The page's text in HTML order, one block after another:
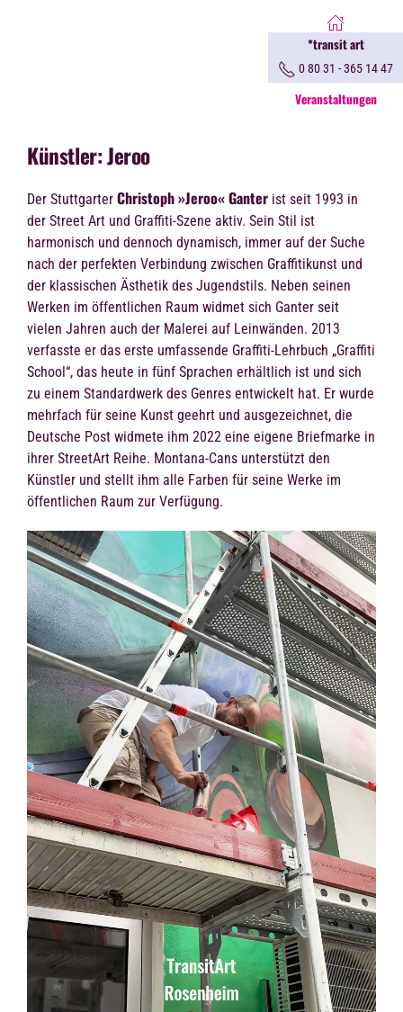
*transit art
0 80 31 - 365 14 47
Veranstaltungen
Künstler: Jeroo
Der Stuttgarter Christoph »Jeroo« Ganter ist seit 1993 in
der Street Art und Graffiti-Szene aktiv. Sein Stil ist
harmonisch und dennoch dynamisch, immer auf der Suche
nach der perfekten Verbindung zwischen Graffitikunst und
der klassischen Ästhetik des Jugendstils. Neben seinen
Werken im öffentlichen Raum widmet sich Ganter seit
vielen Jahren auch der Malerei auf Leinwänden. 2013
verfasste er das erste umfassende Graffiti-Lehrbuch „Graffiti
School“, das heute in fünf Sprachen erhältlich ist und sich
zu einem Standardwerk des Genres entwickelt hat. Er wurde
mehrfach für seine Kunst geehrt und ausgezeichnet, die
Deutsche Post widmete ihm 2022 eine eigene Briefmarke in
ihrer StreetArt Reihe. Montana-Cans unterstützt den
Künstler und stellt ihm alle Farben für seine Werke im
öffentlichen Raum zur Verfügung.